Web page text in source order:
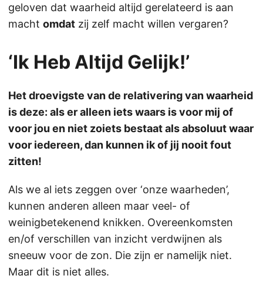
geloven dat waarheid altijd gerelateerd is aan
macht omdat zij zelf macht willen vergaren?
‘Ik Heb Altijd Gelijk!’
Het droevigste van de relativering van waarheid
is deze: als er alleen iets waars is voor mij of
voor jou en niet zoiets bestaat als absoluut waar
voor iedereen, dan kunnen ik of jij nooit fout
zitten!
Als we al iets zeggen over ‘onze waarheden’,
kunnen anderen alleen maar veel- of
weinigbetekenend knikken. Overeenkomsten
en/of verschillen van inzicht verdwijnen als
sneeuw voor de zon. Die zijn er namelijk niet.
Maar dit is niet alles.